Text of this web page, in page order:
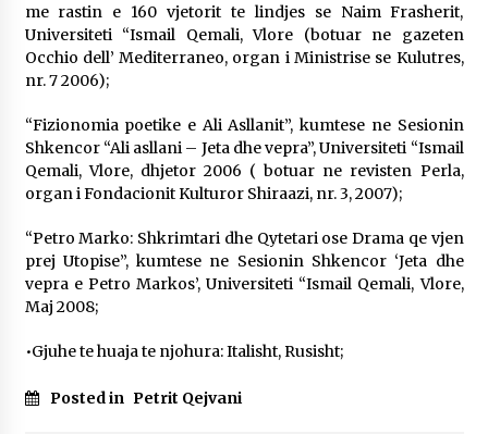
me rastin e 160 vjetorit te lindjes se Naim Frasherit,
Universiteti “Ismail Qemali, Vlore (botuar ne gazeten
Occhio dell’ Mediterraneo, organ i Ministrise se Kulutres,
nr. 7 2006);
“Fizionomia poetike e Ali Asllanit”, kumtese ne Sesionin
Shkencor “Ali asllani – Jeta dhe vepra”, Universiteti “Ismail
Qemali, Vlore, dhjetor 2006 ( botuar ne revisten Perla,
organ i Fondacionit Kulturor Shiraazi, nr. 3, 2007);
“Petro Marko: Shkrimtari dhe Qytetari ose Drama qe vjen
prej Utopise”, kumtese ne Sesionin Shkencor ‘Jeta dhe
vepra e Petro Markos’, Universiteti “Ismail Qemali, Vlore,
Maj 2008;
•Gjuhe te huaja te njohura: Italisht, Rusisht;
Posted in Petrit Qejvani